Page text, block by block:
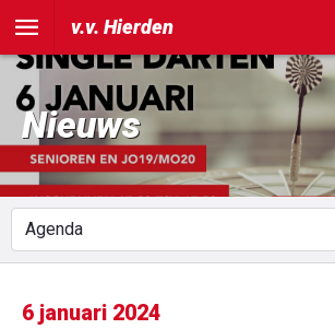
v.v. Hierden
Nieuws
6 januari 2024